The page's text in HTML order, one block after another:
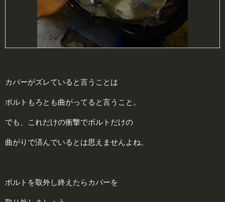
カバーがズレていると言うことは
ボルトもろとも曲がってると言うこと。
でも、これだけの衝撃でボルトだけの
曲がりで済んでいるとは思えませんよね。
ボルトを取外し終えたらカバーを